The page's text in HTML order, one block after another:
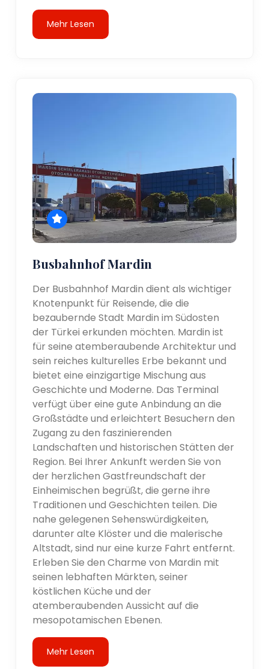
Mehr Lesen
Busbahnhof Mardin
Der Busbahnhof Mardin dient als wichtiger
Knotenpunkt für Reisende, die die
bezaubernde Stadt Mardin im Südosten
der Türkei erkunden möchten. Mardin ist
für seine atemberaubende Architektur und
sein reiches kulturelles Erbe bekannt und
bietet eine einzigartige Mischung aus
Geschichte und Moderne. Das Terminal
verfügt über eine gute Anbindung an die
Großstädte und erleichtert Besuchern den
Zugang zu den faszinierenden
Landschaften und historischen Stätten der
Region. Bei Ihrer Ankunft werden Sie von
der herzlichen Gastfreundschaft der
Einheimischen begrüßt, die gerne ihre
Traditionen und Geschichten teilen. Die
nahe gelegenen Sehenswürdigkeiten,
darunter alte Klöster und die malerische
Altstadt, sind nur eine kurze Fahrt entfernt.
Erleben Sie den Charme von Mardin mit
seinen lebhaften Märkten, seiner
köstlichen Küche und der
atemberaubenden Aussicht auf die
mesopotamischen Ebenen.
Mehr Lesen